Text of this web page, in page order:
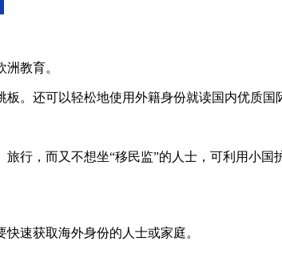
教育。
。还可以轻松地使用外籍身份就读国内优质国
行，而又不想坐“移民监”的人士，可利用小
速获取海外身份的人士或家庭。